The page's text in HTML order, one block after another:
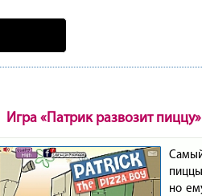
Игра «Патрик развозит
но